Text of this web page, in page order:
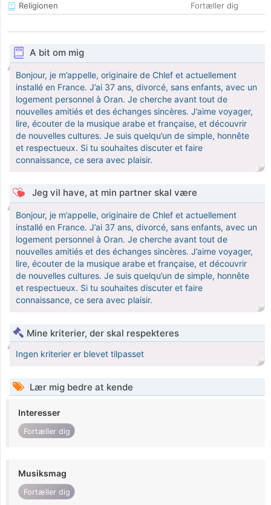
Religionen
Fortæller dig
A bit om mig
Bonjour, je m’appelle, originaire de Chlef et actuellement
installé en France. J’ai 37 ans, divorcé, sans enfants, avec un
logement personnel à Oran. Je cherche avant tout de
nouvelles amitiés et des échanges sincères. J’aime voyager,
lire, écouter de la musique arabe et française, et découvrir
de nouvelles cultures. Je suis quelqu’un de simple, honnête
et respectueux. Si tu souhaites discuter et faire
connaissance, ce sera avec plaisir.
Jeg vil have, at min partner skal være
Bonjour, je m’appelle, originaire de Chlef et actuellement
installé en France. J’ai 37 ans, divorcé, sans enfants, avec un
logement personnel à Oran. Je cherche avant tout de
nouvelles amitiés et des échanges sincères. J’aime voyager,
lire, écouter de la musique arabe et française, et découvrir
de nouvelles cultures. Je suis quelqu’un de simple, honnête
et respectueux. Si tu souhaites discuter et faire
connaissance, ce sera avec plaisir.
Mine kriterier, der skal respekteres
Ingen kriterier er blevet tilpasset
Lær mig bedre at kende
Interesser
Fortæller dig
Musiksmag
Fortæller dig